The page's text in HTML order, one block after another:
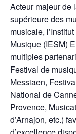
Acteur majeur de
supérieure des
musicale,
Musique (IESM)
multiples
Festival de
Messiaen,
National de
Provence,
d’Arnajon, etc.)